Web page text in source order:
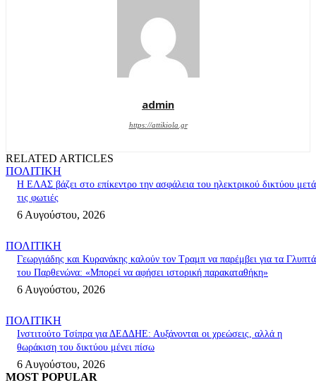
admin
https://attikiola.gr
RELATED ARTICLES
ΠΟΛΙΤΙΚΗ
Η ΕΛΑΣ βάζει στο επίκεντρο την ασφάλεια του ηλεκτρικού δικτύου μετά
τις φωτιές
6 Αυγούστου, 2026
ΠΟΛΙΤΙΚΗ
Γεωργιάδης και Κυρανάκης καλούν τον Τραμπ να παρέμβει για τα Γλυπτά
του Παρθενώνα: «Μπορεί να αφήσει ιστορική παρακαταθήκη»
6 Αυγούστου, 2026
ΠΟΛΙΤΙΚΗ
Ινστιτούτο Τσίπρα για ΔΕΔΔΗΕ: Αυξάνονται οι χρεώσεις, αλλά η
θωράκιση του δικτύου μένει πίσω
6 Αυγούστου, 2026
MOST POPULAR